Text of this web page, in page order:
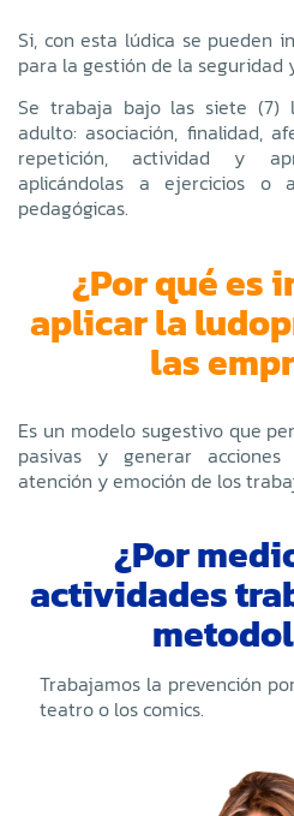
Si, con esta lúdica se pueden
para la gestión de la seguridad
Se trabaja bajo las siete (7)
adulto: asociación, finalidad,
repetición, actividad y
aplicándolas a ejercicios o
pedagógicas.
¿Por qué es
aplicar la
las
Es un modelo sugestivo que
pasivas y generar
atención y emoción de los
¿Por
actividades
Trabajamos la prevención
teatro o los comics.